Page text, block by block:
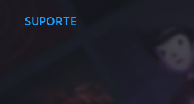
SUPORTE